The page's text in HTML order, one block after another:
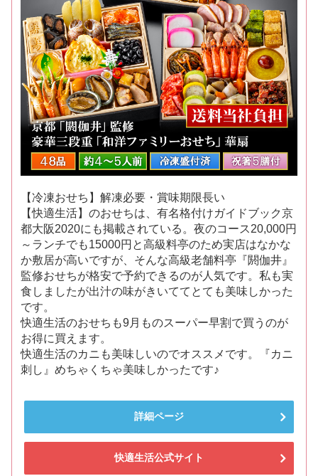
【冷凍おせち】解凍必要・賞味期限長い
【快適生活】のおせちは、有名格付けガイドブック京
都大阪2020にも掲載されている。夜のコース20,000円
～ランチでも15000円と高級料亭のため実店はなかな
か敷居が高いですが、そんな高級老舗料亭『閼伽井』
監修おせちが格安で予約できるのが人気です。私も実
食しましたが出汁の味がきいててとても美味しかった
です。
快適生活のおせちも9月ものスーパー早割で買うのが
お得に買えます。
快適生活のカニも美味しいのでオススメです。『カニ
刺し』めちゃくちゃ美味しかったです♪
詳細ページ
快適生活公式サイト